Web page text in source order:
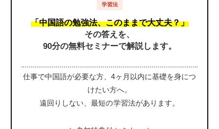
学習法
「中国語の勉強法、このままで大丈夫？」
その答えを、
90分の無料セミナーで解説します。
仕事で中国語が必要な方、4ヶ月以内に基礎を身につ
けたい方へ。
遠回りしない、最短の学習法があります。